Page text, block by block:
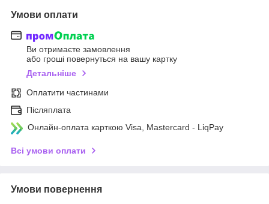
Умови оплати
Ви отримаєте замовлення
або гроші повернуться на вашу картку
Детальніше
Оплатити частинами
Післяплата
Онлайн-оплата карткою Visa, Mastercard - LiqPay
Всі умови оплати
Умови повернення